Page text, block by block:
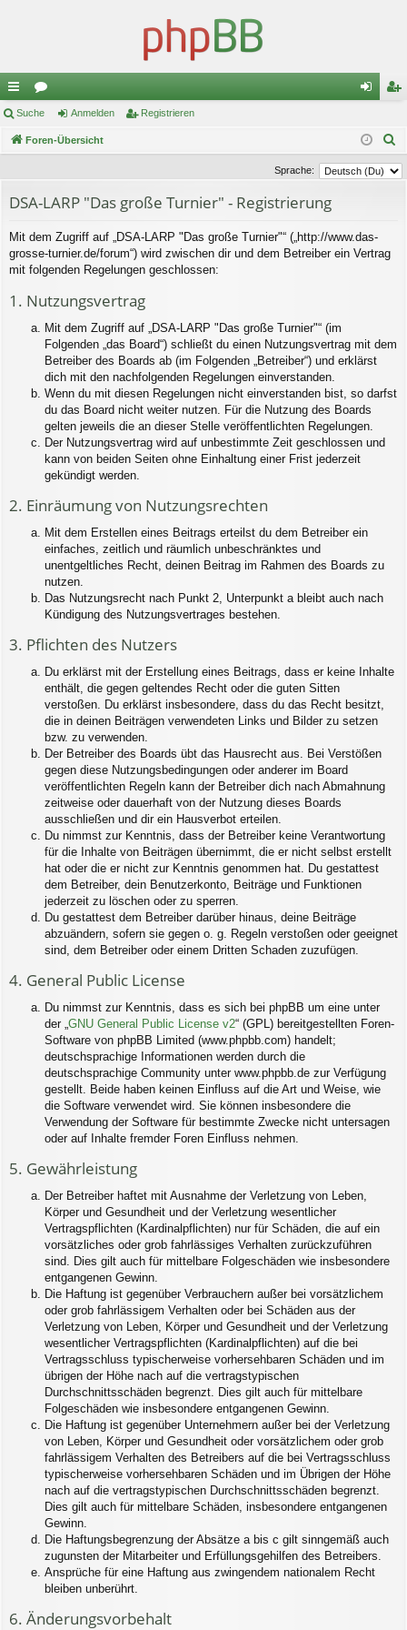
ch
ne
ug
or
en m
el
ist
rie
Suche Anmelden Registrieren
Foren-Übersicht
c
Sprache:
DSA-LARP "Das große Turnier" - Registrierung
Mit dem Zugriff auf „DSA-LARP "Das große Turnier"“ („http://www.das-
grosse-turnier.de/forum“) wird zwischen dir und dem Betreiber ein Vertrag
mit folgenden Regelungen geschlossen:
1. Nutzungsvertrag
Mit dem Zugriff auf „DSA-LARP "Das große Turnier"“ (im
Folgenden „das Board“) schließt du einen Nutzungsvertrag mit dem
Betreiber des Boards ab (im Folgenden „Betreiber“) und erklärst
dich mit den nachfolgenden Regelungen einverstanden.
Wenn du mit diesen Regelungen nicht einverstanden bist, so darfst
du das Board nicht weiter nutzen. Für die Nutzung des Boards
gelten jeweils die an dieser Stelle veröffentlichten Regelungen.
Der Nutzungsvertrag wird auf unbestimmte Zeit geschlossen und
kann von beiden Seiten ohne Einhaltung einer Frist jederzeit
gekündigt werden.
2. Einräumung von Nutzungsrechten
Mit dem Erstellen eines Beitrags erteilst du dem Betreiber ein
einfaches, zeitlich und räumlich unbeschränktes und
unentgeltliches Recht, deinen Beitrag im Rahmen des Boards zu
nutzen.
Das Nutzungsrecht nach Punkt 2, Unterpunkt a bleibt auch nach
Kündigung des Nutzungsvertrages bestehen.
3. Pflichten des Nutzers
Du erklärst mit der Erstellung eines Beitrags, dass er keine Inhalte
enthält, die gegen geltendes Recht oder die guten Sitten
verstoßen. Du erklärst insbesondere, dass du das Recht besitzt,
die in deinen Beiträgen verwendeten Links und Bilder zu setzen
bzw. zu verwenden.
Der Betreiber des Boards übt das Hausrecht aus. Bei Verstößen
gegen diese Nutzungsbedingungen oder anderer im Board
veröffentlichten Regeln kann der Betreiber dich nach Abmahnung
zeitweise oder dauerhaft von der Nutzung dieses Boards
ausschließen und dir ein Hausverbot erteilen.
Du nimmst zur Kenntnis, dass der Betreiber keine Verantwortung
für die Inhalte von Beiträgen übernimmt, die er nicht selbst erstellt
hat oder die er nicht zur Kenntnis genommen hat. Du gestattest
dem Betreiber, dein Benutzerkonto, Beiträge und Funktionen
jederzeit zu löschen oder zu sperren.
Du gestattest dem Betreiber darüber hinaus, deine Beiträge
abzuändern, sofern sie gegen o. g. Regeln verstoßen oder geeignet
sind, dem Betreiber oder einem Dritten Schaden zuzufügen.
4. General Public License
Du nimmst zur Kenntnis, dass es sich bei phpBB um eine unter
der „GNU General Public License v2“ (GPL) bereitgestellten Foren-
Software von phpBB Limited (www.phpbb.com) handelt;
deutschsprachige Informationen werden durch die
deutschsprachige Community unter www.phpbb.de zur Verfügung
gestellt. Beide haben keinen Einfluss auf die Art und Weise, wie
die Software verwendet wird. Sie können insbesondere die
Verwendung der Software für bestimmte Zwecke nicht untersagen
oder auf Inhalte fremder Foren Einfluss nehmen.
5. Gewährleistung
Der Betreiber haftet mit Ausnahme der Verletzung von Leben,
Körper und Gesundheit und der Verletzung wesentlicher
Vertragspflichten (Kardinalpflichten) nur für Schäden, die auf ein
vorsätzliches oder grob fahrlässiges Verhalten zurückzuführen
sind. Dies gilt auch für mittelbare Folgeschäden wie insbesondere
entgangenen Gewinn.
Die Haftung ist gegenüber Verbrauchern außer bei vorsätzlichem
oder grob fahrlässigem Verhalten oder bei Schäden aus der
Verletzung von Leben, Körper und Gesundheit und der Verletzung
wesentlicher Vertragspflichten (Kardinalpflichten) auf die bei
Vertragsschluss typischerweise vorhersehbaren Schäden und im
übrigen der Höhe nach auf die vertragstypischen
Durchschnittsschäden begrenzt. Dies gilt auch für mittelbare
Folgeschäden wie insbesondere entgangenen Gewinn.
Die Haftung ist gegenüber Unternehmern außer bei der Verletzung
von Leben, Körper und Gesundheit oder vorsätzlichem oder grob
fahrlässigem Verhalten des Betreibers auf die bei Vertragsschluss
typischerweise vorhersehbaren Schäden und im Übrigen der Höhe
nach auf die vertragstypischen Durchschnittsschäden begrenzt.
Dies gilt auch für mittelbare Schäden, insbesondere entgangenen
Gewinn.
Die Haftungsbegrenzung der Absätze a bis c gilt sinngemäß auch
zugunsten der Mitarbeiter und Erfüllungsgehilfen des Betreibers.
Ansprüche für eine Haftung aus zwingendem nationalem Recht
bleiben unberührt.
6. Änderungsvorbehalt